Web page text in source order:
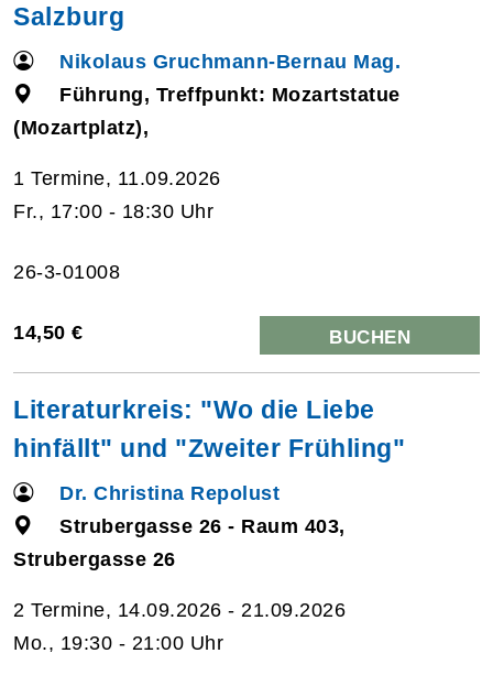
Salzburg
Nikolaus Gruchmann-Bernau Mag.
Führung, Treffpunkt: Mozartstatue
(Mozartplatz),
1 Termine, 11.09.2026
Fr., 17:00 - 18:30 Uhr
26-3-01008
14,50 € BUCHEN
Literaturkreis: "Wo die Liebe
hinfällt" und "Zweiter Frühling"
Dr. Christina Repolust
Strubergasse 26 - Raum 403,
Strubergasse 26
2 Termine, 14.09.2026 - 21.09.2026
Mo., 19:30 - 21:00 Uhr